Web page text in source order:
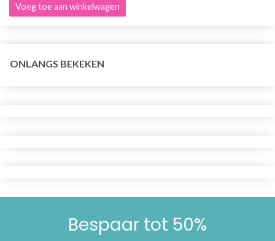
Voeg toe aan winkelwagen
ONLANGS BEKEKEN
Bespaar tot 50%